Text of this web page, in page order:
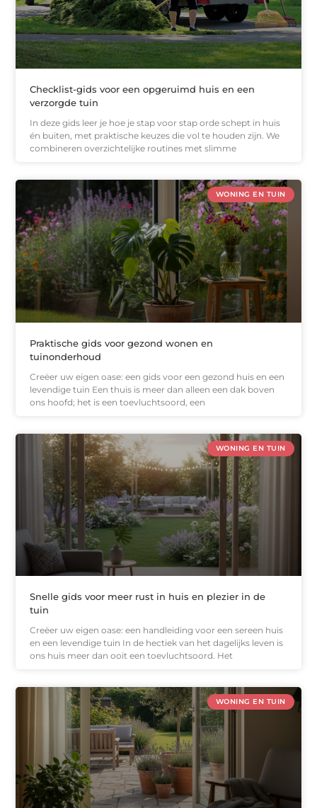
Checklist-gids voor een opgeruimd huis en een
verzorgde tuin
In deze gids leer je hoe je stap voor stap orde schept in huis
én buiten, met praktische keuzes die vol te houden zijn. We
combineren overzichtelijke routines met slimme
WONING EN TUIN
Praktische gids voor gezond wonen en
tuinonderhoud
Creëer uw eigen oase: een gids voor een gezond huis en een
levendige tuin Een thuis is meer dan alleen een dak boven
ons hoofd; het is een toevluchtsoord, een
WONING EN TUIN
Snelle gids voor meer rust in huis en plezier in de
tuin
Creëer uw eigen oase: een handleiding voor een sereen huis
en een levendige tuin In de hectiek van het dagelijks leven is
ons huis meer dan ooit een toevluchtsoord. Het
WONING EN TUIN